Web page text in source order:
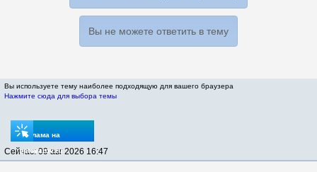
Вы не можете ответить в тему
Вы используете тему наиболее подходящую для вашего браузера
Нажмите сюда для выбора темы
Реклама на
sptovarov.ru
Сейчас: 09 авг 2026 16:47